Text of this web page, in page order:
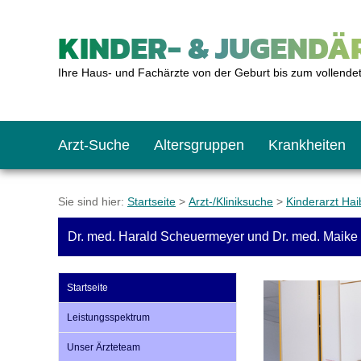
KINDER- &
Ihre Haus- und Fachärzte von der Geburt bis zum
Arzt-Suche Altersgruppen
Das erste Jahr
Schulkinder
Krankheiten
Baby: U1 bis U6
Schulkind: U10 bis
Impfkalender
Was muss man
Notrufnummern
Hausapotheke
Notdienste
Gesundheitsämter
BMI-Rechner
Blutdruckrechner
Wachstum-
Sie sind hier: Startseite > Arzt-/Kliniksuche > Kinderarzt
Dr. med. Harald Scheuermeyer und Dr. med.
Startseite
Leistungsspektrum
Unser Ärzteteam